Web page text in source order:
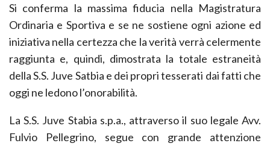
Si conferma la massima fiducia nella Magistratura
Ordinaria e Sportiva e se ne sostiene ogni azione ed
iniziativa nella certezza che la verità verrà celermente
raggiunta e, quindi, dimostrata la totale estraneità
della S.S. Juve Satbia e dei propri tesserati dai fatti che
oggi ne ledono l’onorabilità.
La S.S. Juve Stabia s.p.a., attraverso il suo legale Avv.
Fulvio Pellegrino, segue con grande attenzione